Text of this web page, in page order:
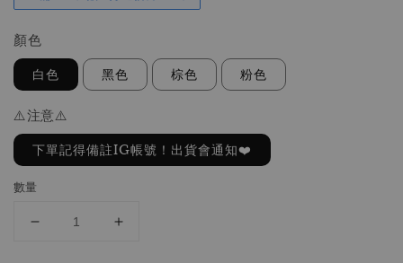
顏色
白色 黑色 棕色 粉色
⚠️注意⚠️
下單記得備註IG帳號！出貨會通知❤️
數量